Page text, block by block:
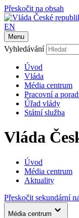
Přeskočit na obsah
EN
Menu
Vyhledávání
Úvod
Vláda
Média centrum
Pracovní a
Úřad vlády
Státní služba
Vláda
Úvod
Média centrum
Aktuality
Přeskočit sekundární
Média centrum